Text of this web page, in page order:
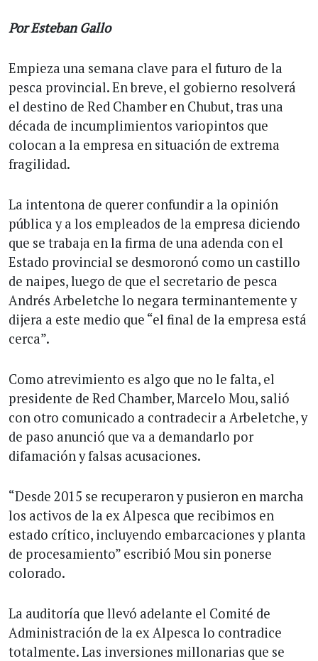
Por Esteban Gallo
Empieza una semana clave para el futuro de la
pesca provincial. En breve, el gobierno resolverá
el destino de Red Chamber en Chubut, tras una
década de incumplimientos variopintos que
colocan a la empresa en situación de extrema
fragilidad.
La intentona de querer confundir a la opinión
pública y a los empleados de la empresa diciendo
que se trabaja en la firma de una adenda con el
Estado provincial se desmoronó como un castillo
de naipes, luego de que el secretario de pesca
Andrés Arbeletche lo negara terminantemente y
dijera a este medio que “el final de la empresa está
cerca”.
Como atrevimiento es algo que no le falta, el
presidente de Red Chamber, Marcelo Mou, salió
con otro comunicado a contradecir a Arbeletche, y
de paso anunció que va a demandarlo por
difamación y falsas acusaciones.
“Desde 2015 se recuperaron y pusieron en marcha
los activos de la ex Alpesca que recibimos en
estado crítico, incluyendo embarcaciones y planta
de procesamiento” escribió Mou sin ponerse
colorado.
La auditoría que llevó adelante el Comité de
Administración de la ex Alpesca lo contradice
totalmente. Las inversiones millonarias que se